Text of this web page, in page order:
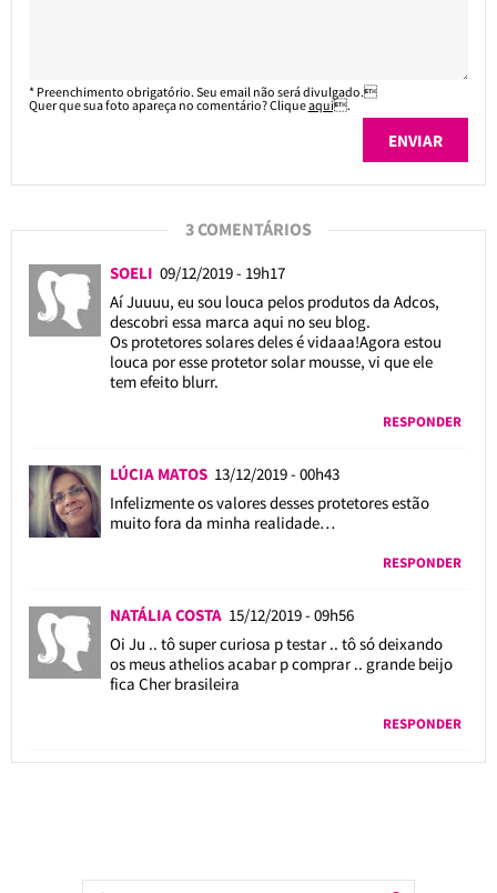
* Preenchimento obrigatório. Seu email não será divulgado.
Quer que sua foto apareça no comentário? Cliqueaqui.
3 COMENTÁRIOS
SOELI 09/12/2019 - 19h17
Aí Juuuu, eu sou louca pelos produtos da Adcos,
descobri essa marca aqui no seu blog.
Os protetores solares deles é vidaaa!Agora estou
louca por esse protetor solar mousse, vi que ele
tem efeito blurr.
RESPONDER
LÚCIA MATOS 13/12/2019 - 00h43
Infelizmente os valores desses protetores estão
muito fora da minha realidade…
RESPONDER
NATÁLIA COSTA 15/12/2019 - 09h56
Oi Ju .. tô super curiosa p testar .. tô só deixando
os meus athelios acabar p comprar .. grande beijo
fica Cher brasileira
RESPONDER